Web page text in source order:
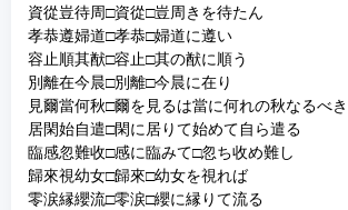
資從豈待周□資從□豈周きを待たん
孝恭遵婦道□孝恭□婦道に遵い
容止順其猷□容止□其の猷に順う
別離在今晨□別離□今晨に在り
見爾當何秋□爾を見るは當に何れの秋なるべき
居閑始自遣□閑に居りて始めて自ら遣る
臨感忽難收□感に臨みて□忽ち收め難し
歸來視幼女□歸來□幼女を視れば
零涙縁纓流□零涙□纓に縁りて流る